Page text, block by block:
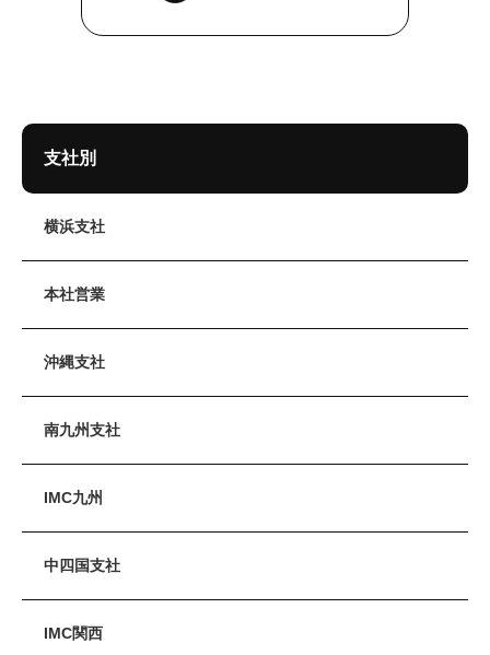
支社別
横浜支社
本社営業
沖縄支社
南九州支社
IMC九州
中四国支社
IMC関西